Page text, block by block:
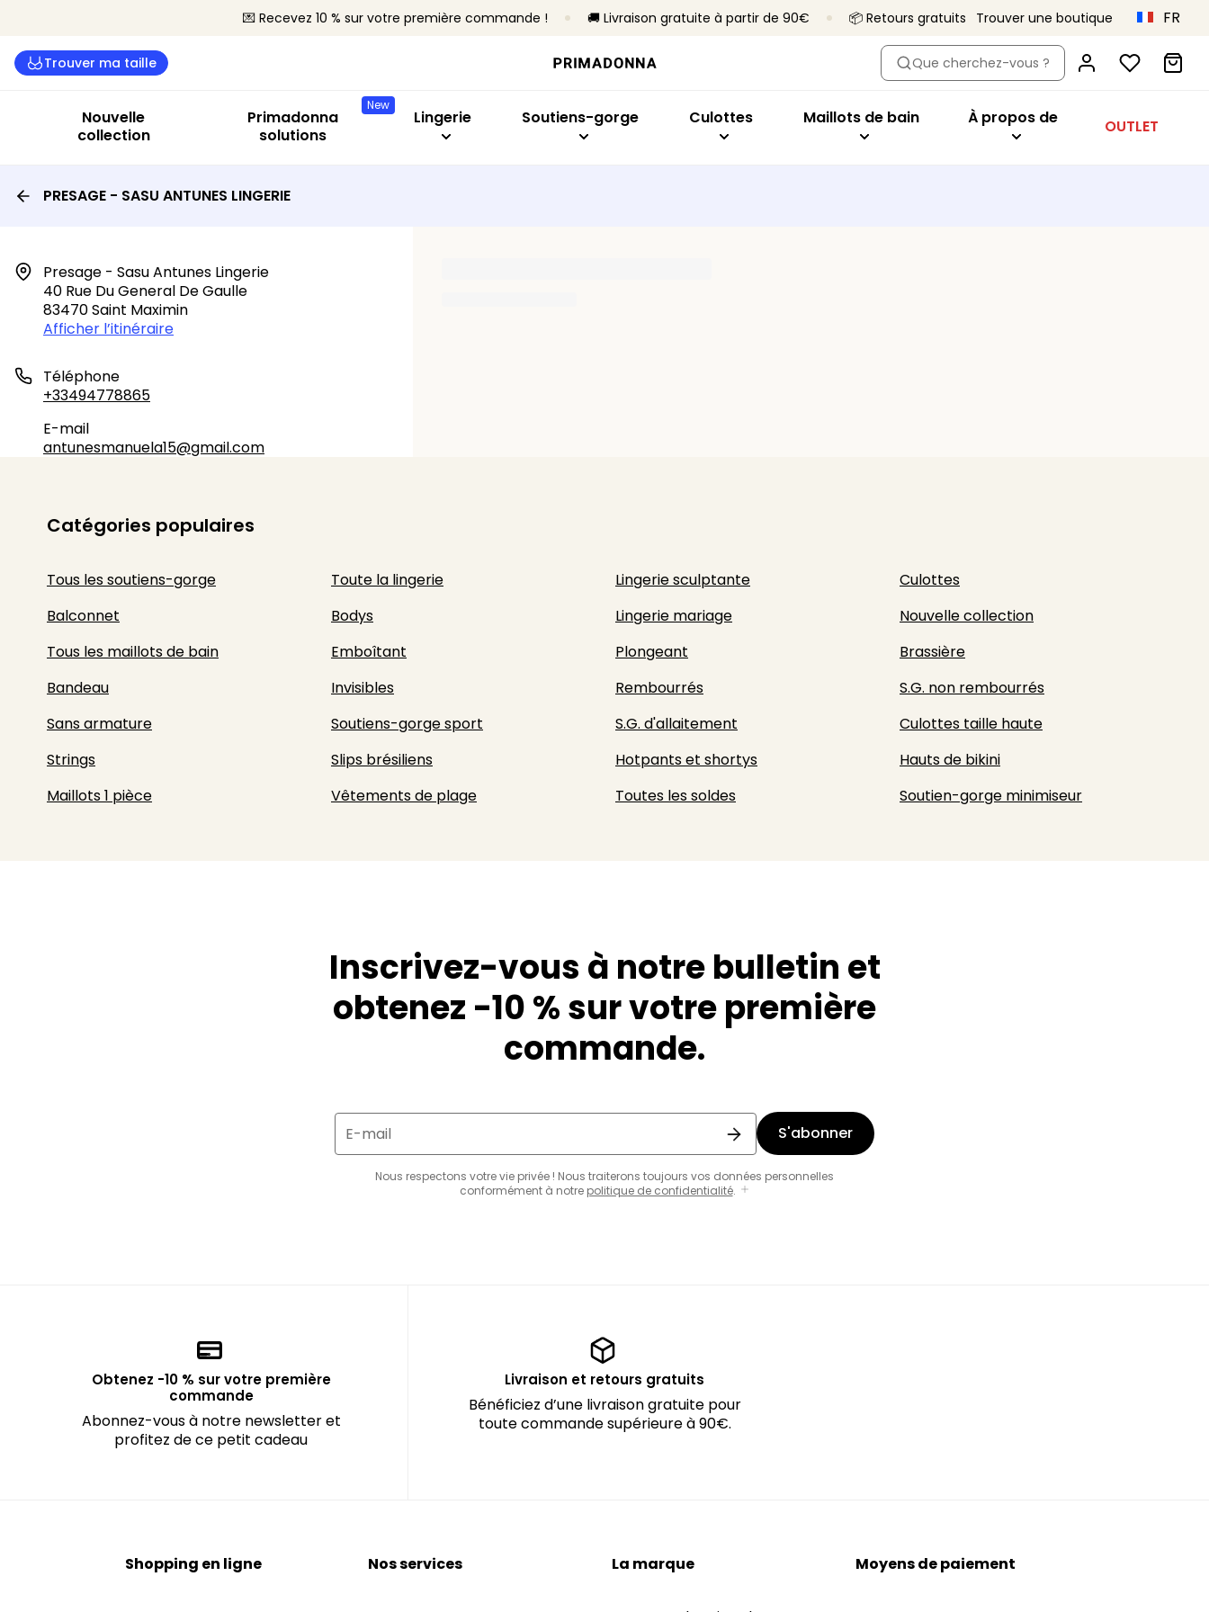
💌 Recevez 10 % sur votre première commande ! 🚚 Livraison gratuite à partir de 90€ 📦 Retours gratuits Trouver une boutique FR
Trouver ma taille Que cherchez-vous ?
Nouvelle
collection
New
Primadonna
solutions
Lingerie
Culottes
Bodys
Primadonna Twist
Sport
Soutiens-gorge
Bonnet D à E
Bonnet F à H
Avec armatures
Rembourrés
Acheter par modèle
Soutien-gorge minimiseur
Culottes
Culottes taille haute
Hotpants et shortys
Maillots de bain
Acheter par modèle
Hauts de bikini
Maillots 1 pièce
Bas de bikini
À propos de
À propos de
Primadonna x Vivian Hoorn
C’est ça, Primadonna
Le projet Body Love
OUTLET
PRESAGE - SASU ANTUNES LINGERIE
Presage - Sasu Antunes Lingerie
40 Rue Du General De Gaulle
83470 Saint Maximin
Afficher l’itinéraire
Téléphone
+33494778865
E-mail
antunesmanuela15@gmail.com
Catégories populaires
Tous les soutiens-gorge Toute la lingerie Lingerie sculptante
Culottes
Balconnet
Bodys Lingerie mariage
Nouvelle collection
Tous les maillots de bain
Emboîtant Plongeant
Brassière
Bandeau
Invisibles Rembourrés
S.G. non rembourrés
Sans armature
Soutiens-gorge sport S.G. d'allaitement
Culottes taille haute
Strings
Slips brésiliens Hotpants et shortys
Hauts de bikini
Maillots 1 pièce
Vêtements de plage Toutes les soldes Soutien-gorge minimiseur
Inscrivez-vous à notre bulletin et
obtenez -10 % sur votre première
commande.
E-mail
Nous respectons votre vie privée ! Nous traiterons toujours vos données personnelles
conformément à notre politique de confidentialité.
S'abonner
Obtenez -10 % sur votre première
commande
Abonnez-vous à notre newsletter et
profitez de ce petit cadeau
Livraison et retours gratuits
Bénéficiez d’une livraison gratuite pour
toute commande supérieure à 90€.
Shopping en ligne Nos services La marque Moyens de paiement